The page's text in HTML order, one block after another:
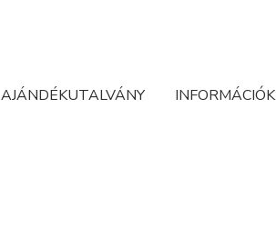
AJÁNDÉKUTALVÁNY INFORMÁCIÓK